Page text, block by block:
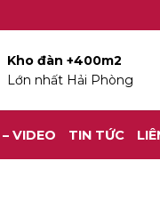
Kho đàn +400m2
Lớn nhất Hải Phòng
VIDEO TIN TỨC